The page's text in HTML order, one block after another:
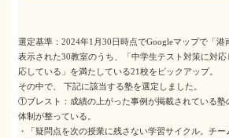
選定基準：2024年1月30日時点でGoogleマップで「
表示された30教室のうち、「中学生テスト対策に対
応している」を満たしている21校をピックアップ。
その中で、 下記に該当する塾を選定しました。
①ブレスト：成績の上がった事例が掲載されている塾
体制が整っている。
・「疑問点を次の授業に残さない学習サイクル。チ